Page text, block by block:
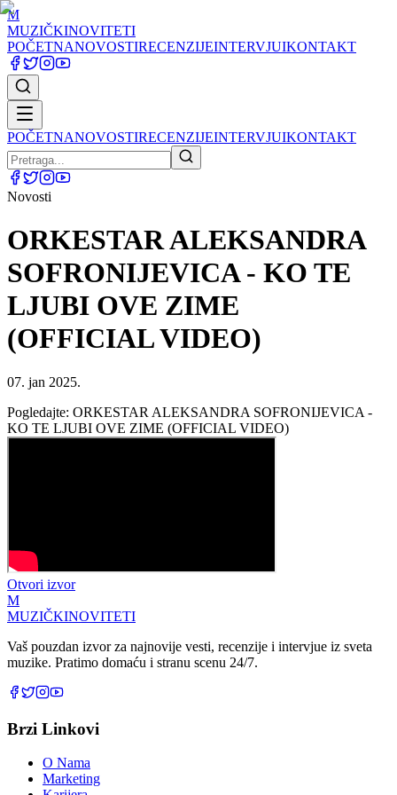
M
MUZIČKINOVITETI
POČETNANOVOSTIRECENZIJEINTERVJUIKONTAKT
POČETNANOVOSTIRECENZIJEINTERVJUIKONTAKT
Novosti
ORKESTAR ALEKSANDRA
SOFRONIJEVICA - KO TE
LJUBI OVE ZIME
(OFFICIAL VIDEO)
07. jan 2025.
Pogledajte: ORKESTAR ALEKSANDRA SOFRONIJEVICA -
KO TE LJUBI OVE ZIME (OFFICIAL VIDEO)
Otvori izvor
M
MUZIČKINOVITETI
Vaš pouzdan izvor za najnovije vesti, recenzije i intervjue iz sveta
muzike. Pratimo domaću i stranu scenu 24/7.
Brzi Linkovi
O Nama
Marketing